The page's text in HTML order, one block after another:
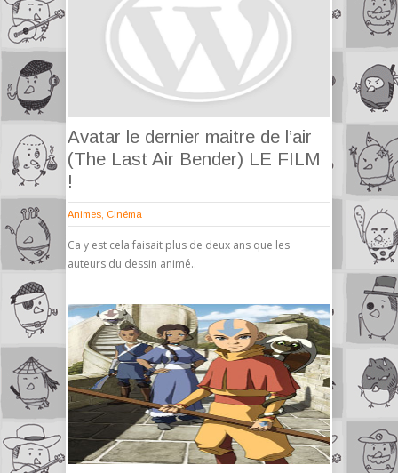
Avatar le dernier maitre de l’air
(The Last Air Bender) LE FILM
!
Animes Cinéma
Ca y est cela faisait plus de deux ans que les
auteurs du dessin animé..